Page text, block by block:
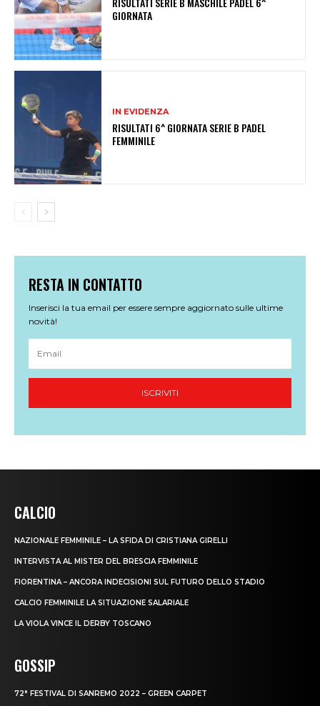
CALCIO
NAZIONALE FEMMINILE – LA SFIDA DI CRISTIANA GIRELLI
INTERVISTA AL MISTER DEL BRESCIA FEMMINILE
FIORENTINA – ANCORA INDECISIONI SUL FUTURO DELLO STADIO
CALCIO FEMMINILE LA SITUAZIONE SALARIALE
LA VIOLA VINCE IL DERBY TOSCANO
GOSSIP
72° FESTIVAL DI SANREMO 2022 – GREEN CARPET